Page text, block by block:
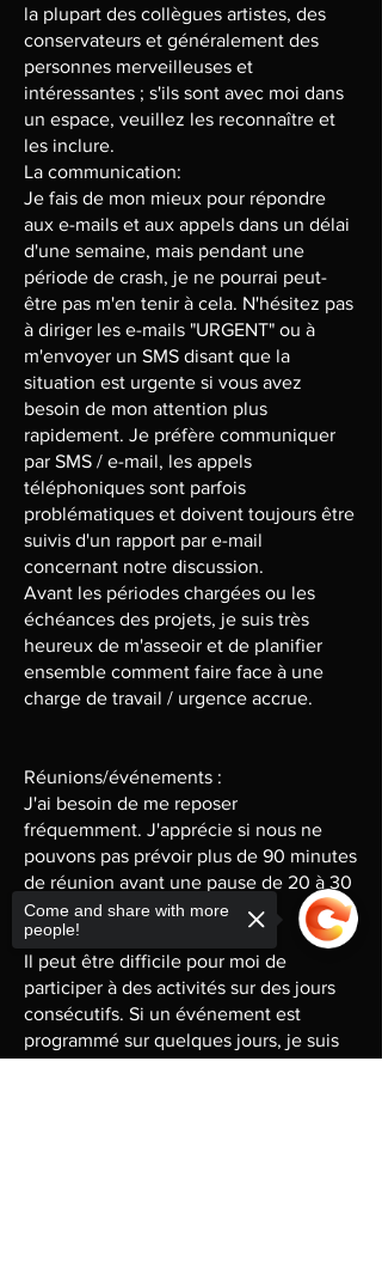
la plupart des collègues artistes, des
conservateurs et généralement des
personnes merveilleuses et
intéressantes ; s'ils sont avec moi dans
un espace, veuillez les reconnaître et
les inclure.
La communication:
Je fais de mon mieux pour répondre
aux e-mails et aux appels dans un délai
d'une semaine, mais pendant une
période de crash, je ne pourrai peut-
être pas m'en tenir à cela. N'hésitez pas
à diriger les e-mails "URGENT" ou à
m'envoyer un SMS disant que la
situation est urgente si vous avez
besoin de mon attention plus
rapidement. Je préfère communiquer
par SMS / e-mail, les appels
téléphoniques sont parfois
problématiques et doivent toujours être
suivis d'un rapport par e-mail
concernant notre discussion.
Avant les périodes chargées ou les
échéances des projets, je suis très
heureux de m'asseoir et de planifier
ensemble comment faire face à une
charge de travail / urgence accrue.
Réunions/événements :
J'ai besoin de me reposer
fréquemment. J'apprécie si nous ne
pouvons pas prévoir plus de 90 minutes
de réunion avant une pause de 20 à 30
minutes.
Il peut être difficile pour moi de
participer à des activités sur des jours
consécutifs. Si un événement est
programmé sur quelques jours, je suis
Come and share with more
people!